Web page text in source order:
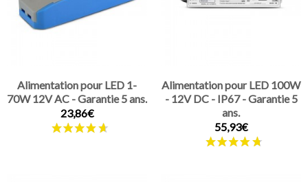
Alimentation pour LED 1-
70W 12V AC - Garantie 5 ans.
23,86€
Alimentation pour LED 100W
- 12V DC - IP67 - Garantie 5
ans.
55,93€